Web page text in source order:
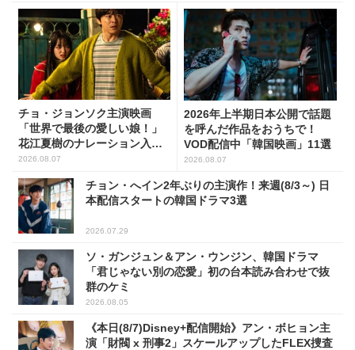
チョ・ジョンソク主演映画
「世界で最後の愛しい娘！」
花江夏樹のナレーション入り
予告映像解禁！
2026.08.07
2026年上半期日本公開で話題
を呼んだ作品をおうちで！
VOD配信中「韓国映画」11選
2026.08.07
チョン・へイン2年ぶりの主演作！来週(8/3～) 日
本配信スタートの韓国ドラマ3選
2026.07.29
ソ・ガンジュン＆アン・ウンジン、韓国ドラマ
「君じゃない別の恋愛」初の台本読み合わせで抜
群のケミ
2026.08.05
《本日(8/7)Disney+配信開始》アン・ボヒョン主
演「財閥 x 刑事2」スケールアップしたFLEX捜査